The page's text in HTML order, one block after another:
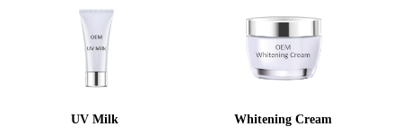
UV Milk Whitening Cream